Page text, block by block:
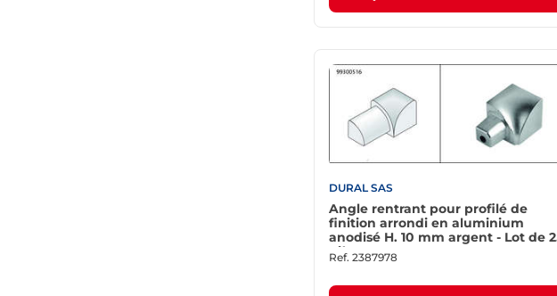
DURAL SAS
Angle rentrant pour profilé de
finition arrondi en aluminium
anodisé H. 10 mm argent - Lot de 2
pièces
Ref. 2387978